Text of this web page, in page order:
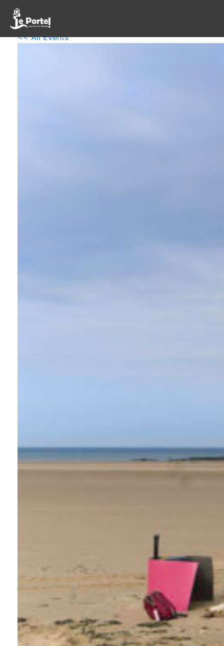
<< All Events